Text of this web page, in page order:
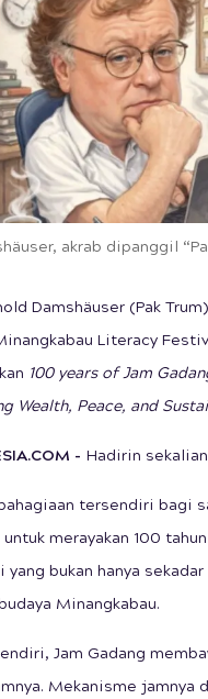
akrab dipanggil
Damshäuser (Pak
Literacy
100 years of Jam
Wealth, Peace, and
- Hadirin
tersendiri bagi
merayakan 100 tahun
bukan hanya
Minangkabau.
Jam Gadang
Mekanisme jamnya